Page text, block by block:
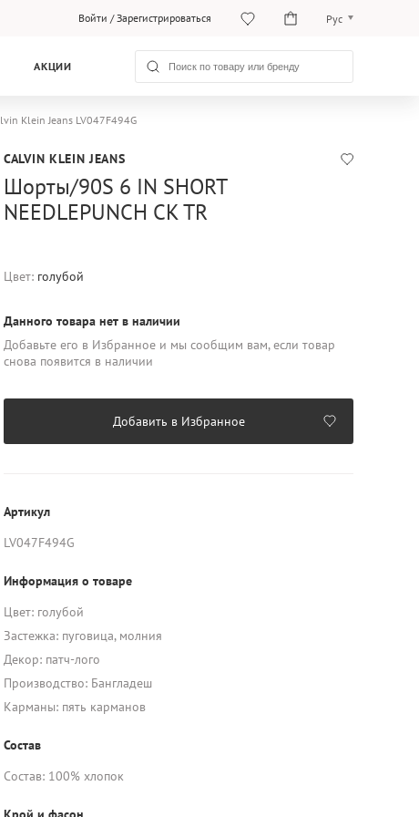
Войти /Зарегистрироваться Рус
Рус
АКЦИИ
Klein Jeans LV047F494G
CALVIN KLEIN JEANS
Шорты/90S 6 IN SHORT
NEEDLEPUNCH CK TR
Цвет: голубой
Данного товара нет в наличии
Добавьте его в Избранное и мы сообщим вам, если товар
снова появится в наличии
Добавить в Избранное
Артикул
LV047F494G
Информация о товаре
Цвет: голубой
Застежка: пуговица, молния
Декор: патч-лого
Производство: Бангладеш
Карманы: пять карманов
Состав
Состав: 100% хлопок